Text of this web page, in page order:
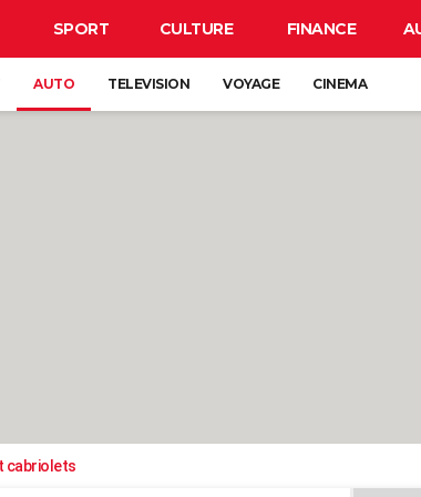
SPORT CULTURE FINANCE
AUTO TELEVISION VOYAGE CINEMA
cabriolets